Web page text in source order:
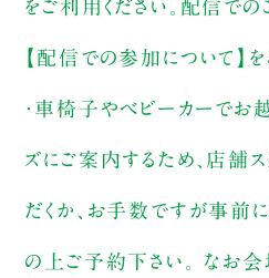
をご利用ください。配信での
【配信での参加について】
・車椅子やベビーカーでお
ズにご案内するため、店舗
だくか、お手数ですが事前
の上ご予約下さい。 なお会